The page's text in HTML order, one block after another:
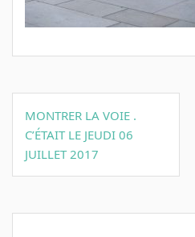
Navigation
de
l’article
MONTRER LA VOIE .
C’ÉTAIT LE JEUDI 06
JUILLET 2017